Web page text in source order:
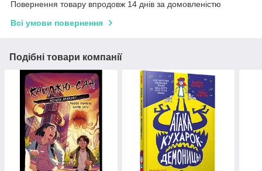
Повернення товару впродовж 14 днів за домовленістю
Всі умови повернення
Подібні товари компанії